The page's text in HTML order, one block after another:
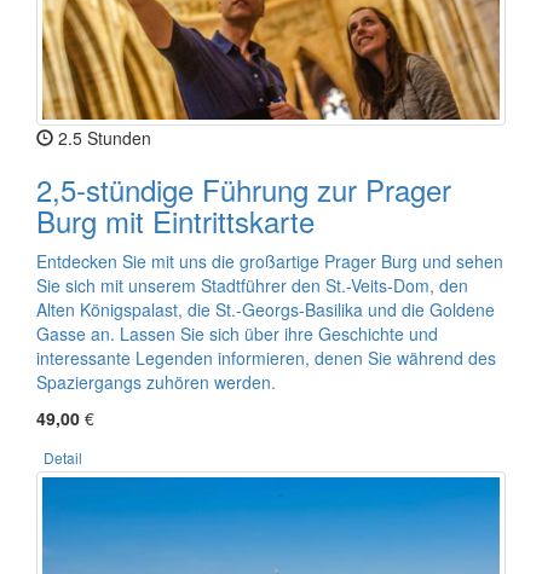
2.5 Stunden
2,5-stündige Führung zur Prager
Burg mit Eintrittskarte
Entdecken Sie mit uns die großartige Prager Burg und sehen
Sie sich mit unserem Stadtführer den St.-Veits-Dom, den
Alten Königspalast, die St.-Georgs-Basilika und die Goldene
Gasse an. Lassen Sie sich über ihre Geschichte und
interessante Legenden informieren, denen Sie während des
Spaziergangs zuhören werden.
49,00 €
Detail